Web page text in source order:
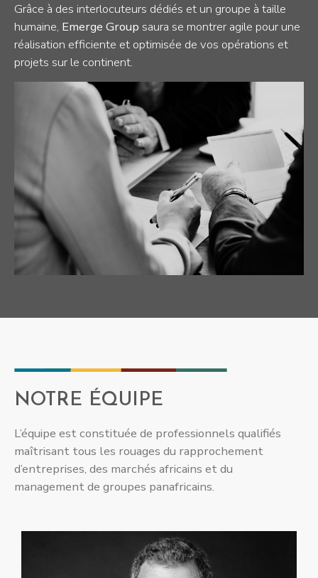
Grâce à des interlocuteurs dédiés et un groupe à taille
humaine, Emerge Group saura se montrer agile pour une
réalisation efficiente et optimisée de vos opérations et
projets sur le continent.
NOTRE ÉQUIPE
L’équipe est constituée de professionnels qualifiés
maîtrisant tous les rouages du rapprochement
d’entreprises, des marchés africains et du
management de groupes panafricains.